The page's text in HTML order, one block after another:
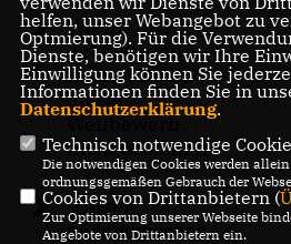
"Wenn Du nicht
gut bist, dann
kannst Du in
diesem
Wettbewerb
nicht bestehen"
Unser
pädagogisches
helfen, unser Webangebot zu
Optmierung). Für die
Dienste, benötigen wir Ihre
Einwilligung können Sie
Informationen finden Sie in
Datenschutzerklärung.
Technisch notwendige
Die notwendigen Cookies werden
ordnungsgemäßen Gebrauch der
Cookies von Drittanbietern (
Zur Optimierung unserer Webseite
Angebote von Drittanbietern ein.